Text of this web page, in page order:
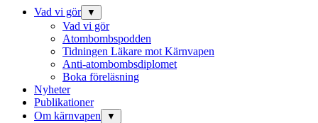
Vad vi gör ▼
Vad vi gör
Atombombspodden
Tidningen Läkare mot Kärnvapen
Anti-atombombsdiplomet
Boka föreläsning
Nyheter
Publikationer
Om kärnvapen
▼